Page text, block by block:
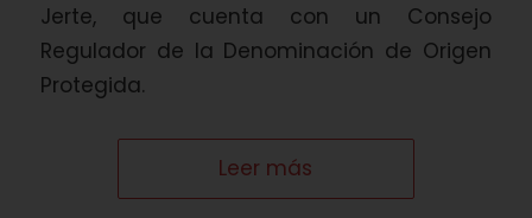
Jerte, que cuenta con un Consejo
Regulador de la Denominación de Origen
Protegida.
Leer más